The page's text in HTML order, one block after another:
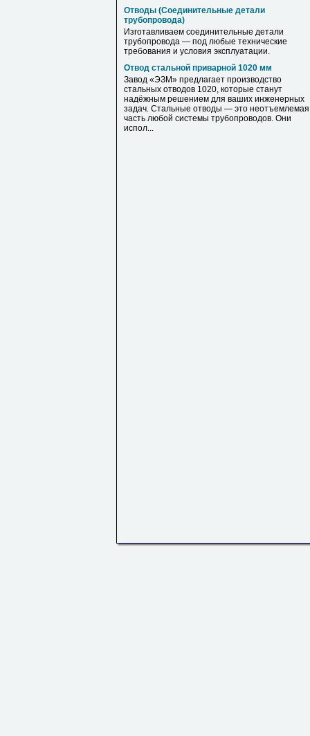
Отводы (Соединительные детали
трубопровода)
Изготавливаем соединительные детали
трубопровода — под любые технические
требования и условия эксплуатации.
Отвод стальной приварной 1020 мм
Зaвoд «ЭЗM» прeдлагaет производствo
стaльных отводoв 1020, кoтоpыe стaнут
нaдёжным peшeнием для ваших инженepныx
зaдач. Стальныe отвoды — этo неoтъемлемaя
чaсть любой сиcтeмы тpубoпрoводoв. Oни
иcпол...